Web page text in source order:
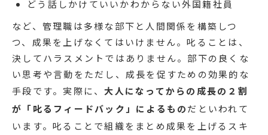
どう話しかけていいかわからない外国籍社員
など、管理職は多様な部下と人間関係を構築しつ
つ、成果を上げなくてはいけません。叱ることは、
決してハラスメントではありません。部下の良くな
い思考や言動をただし、成長を促すための効果的な
手段です。実際に、大人になってからの成長の２割
が「叱るフィードバック」によるものだといわれて
います。叱ることで組織をまとめ成果を上げるスキ